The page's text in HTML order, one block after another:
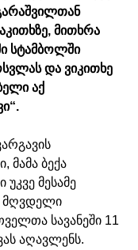
მითხრა
სტამბოლში
და ვიკითხე
აქ
მამა ბექა
მესამე
მღვდელი
სავანეში 11
აღავლენს.